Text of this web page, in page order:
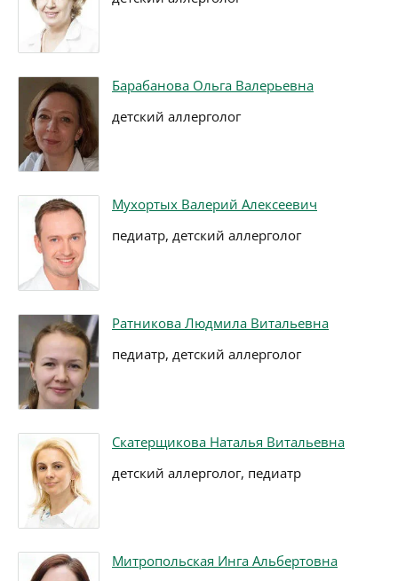
Барабанова Ольга Валерьевна
детский аллерголог
Мухортых Валерий Алексеевич
педиатр, детский аллерголог
Ратникова Людмила Витальевна
педиатр, детский аллерголог
Скатерщикова Наталья Витальевна
детский аллерголог, педиатр
Митропольская Инга Альбертовна